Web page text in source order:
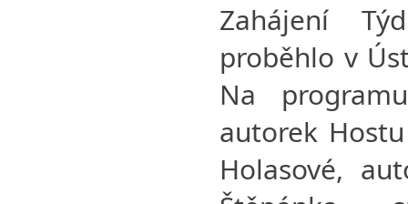
Zahájení
proběhlo v
Na
autorek
Holasové,